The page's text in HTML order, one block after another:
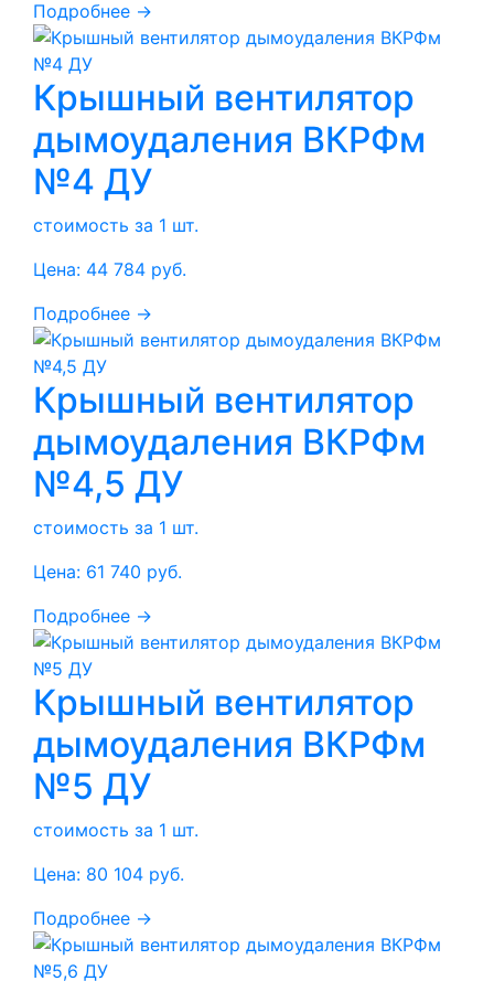
Подробнее →
Крышный вентилятор
дымоудаления ВКРФм
№4 ДУ
стоимость за 1 шт.
Цена: 44 784 руб.
Подробнее →
Крышный вентилятор
дымоудаления ВКРФм
№4,5 ДУ
стоимость за 1 шт.
Цена: 61 740 руб.
Подробнее →
Крышный вентилятор
дымоудаления ВКРФм
№5 ДУ
стоимость за 1 шт.
Цена: 80 104 руб.
Подробнее →